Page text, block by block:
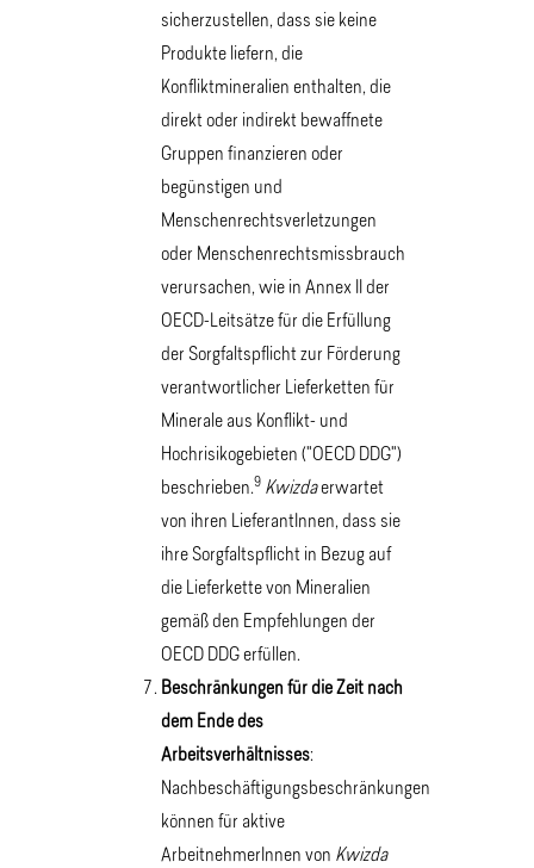
sicherzustellen, dass sie keine
Produkte liefern, die
Konfliktmineralien enthalten, die
direkt oder indirekt bewaffnete
Gruppen finanzieren oder
begünstigen und
Menschenrechtsverletzungen
oder Menschenrechtsmissbrauch
verursachen, wie in Annex II der
OECD-Leitsätze für die Erfüllung
der Sorgfaltspflicht zur Förderung
verantwortlicher Lieferketten für
Minerale aus Konflikt- und
Hochrisikogebieten ("OECD DDG")
beschrieben.9 Kwizdaerwartet
von ihren LieferantInnen, dass sie
ihre Sorgfaltspflicht in Bezug auf
die Lieferkette von Mineralien
gemäß den Empfehlungen der
OECD DDG erfüllen.
Beschränkungen für die Zeit nach
dem Ende des
Arbeitsverhältnisses:
Nachbeschäftigungsbeschränkungen
können für aktive
ArbeitnehmerInnen von Kwizda